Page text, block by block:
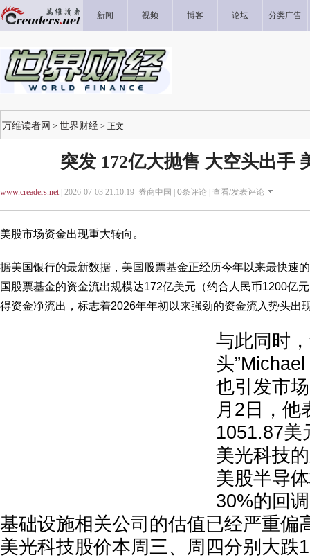
新闻 视频 博客 论坛 分类广告
万维读者网 > 世界财经 > 正文
突发 172亿大抛售 大空头出手
www.creaders.net| 2026-07-03 21:10:19 券商中国 | 0条评论 | 查看/发表评论
美股市场资金出现重大转向。
据美国银行的最新数据，美国股票基金正经历今年以来最快速
国股票基金的资金流出规模达172亿美元（约合人民币1200亿
得资金净流出，标志着2026年年初以来强劲的资金流入势头出
与此同时
头
也引发市
月2日，他
1051.87美
美光科技
美股半导
30%的回
基础设施相关公司的估值已经严重偏
美光科技股价本周三、周四分别大跌